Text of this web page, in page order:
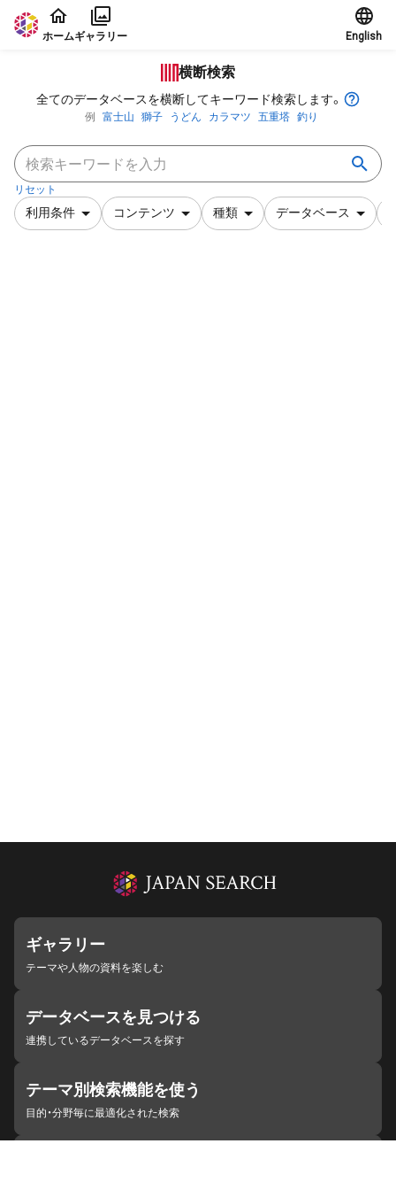
本文に飛ぶ
ホームギャラリー English
横断検索
全てのデータベースを横断してキーワード検索します。
例 富士山 獅子 うどん カラマツ 五重塔 釣り
リセット
利用条件 コンテンツ 種類 データベース
ギャラリー
テーマや人物の資料を楽しむ
データベースを見つける
連携しているデータベースを探す
テーマ別検索機能を使う
目的・分野毎に最適化された検索